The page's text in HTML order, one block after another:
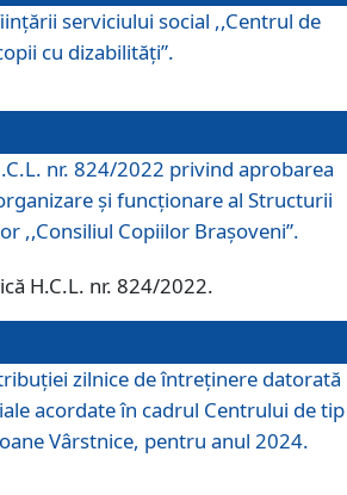
serviciului social ,,Centrul de
cu dizabilități”.
nr. 824/2022 privind aprobarea
şi funcţionare al Structurii
,,Consiliul Copiilor Braşoveni”.
H.C.L. nr. 824/2022.
zilnice de întreținere datorată
acordate în cadrul Centrului de tip
Vârstnice, pentru anul 2024.